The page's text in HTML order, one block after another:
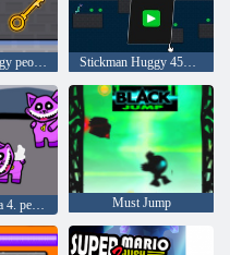
Stickman Huggy peo duo Stickman Huggy 456 kalmaar
Mänguaja tapja 4. peatükk Must Jump